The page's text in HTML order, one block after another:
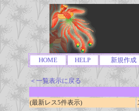
HOME HELP 新規作成
＜一覧表示に戻る
(最新レス5件表示)